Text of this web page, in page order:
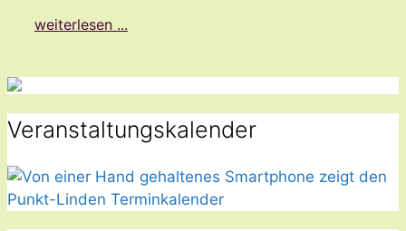
weiterlesen ...
Veranstaltungskalender